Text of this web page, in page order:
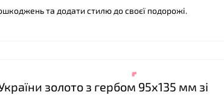
та додати стилю до своєї подорожі.
золото з гербом 95х135 мм зі